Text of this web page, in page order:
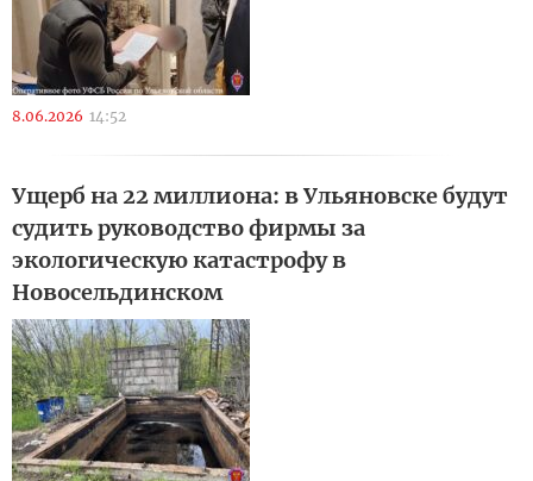
8.06.2026 14:52
Ущерб на 22 миллиона: в Ульяновске будут
судить руководство фирмы за
экологическую катастрофу в
Новосельдинском